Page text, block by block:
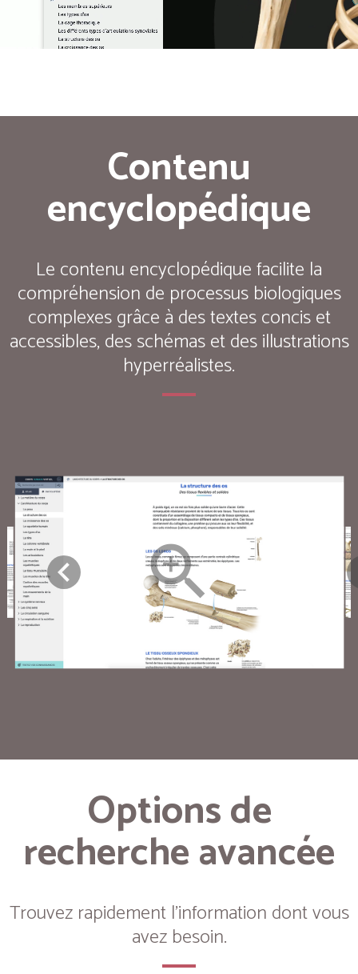
Contenu
encyclopédique
Le contenu encyclopédique facilite la
compréhension de processus biologiques
complexes grâce à des textes concis et
accessibles, des schémas et des illustrations
hyperréalistes.
Options de
recherche avancée
Trouvez rapidement l'information dont vous
avez besoin.